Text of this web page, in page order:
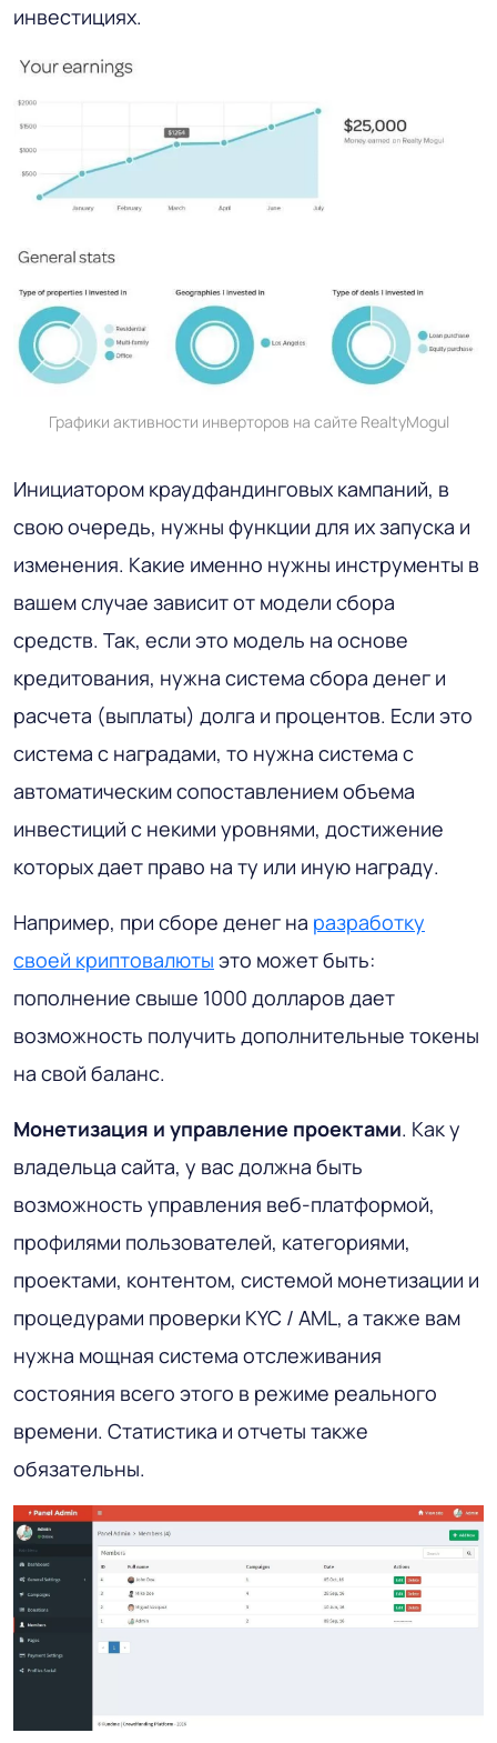
инвестициях.
Графики активности инверторов на сайте RealtyMogul
Инициатором краудфандинговых кампаний, в
свою очередь, нужны функции для их запуска и
изменения. Какие именно нужны инструменты в
вашем случае зависит от модели сбора
средств. Так, если это модель на основе
кредитования, нужна система сбора денег и
расчета (выплаты) долга и процентов. Если это
система с наградами, то нужна система с
автоматическим сопоставлением объема
инвестиций с некими уровнями, достижение
которых дает право на ту или иную награду.
Например, при сборе денег на разработку
своей криптовалюты это может быть:
пополнение свыше 1000 долларов дает
возможность получить дополнительные токены
на свой баланс.
Монетизация и управление проектами. Как у
владельца сайта, у вас должна быть
возможность управления веб-платформой,
профилями пользователей, категориями,
проектами, контентом, системой монетизации и
процедурами проверки KYC / AML, а также вам
нужна мощная система отслеживания
состояния всего этого в режиме реального
времени. Статистика и отчеты также
обязательны.